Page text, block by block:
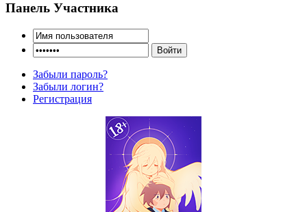
Панель Участника
Забыли пароль?
Забыли логин?
Регистрация